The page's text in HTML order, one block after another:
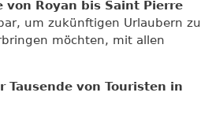
von Royan bis Saint Pierre
um zukünftigen Urlaubern zu
möchten, mit allen
Tausende von Touristen in